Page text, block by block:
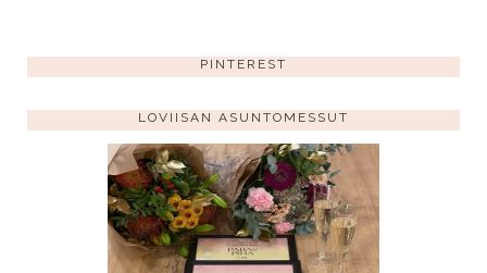
PINTEREST
LOVIISAN ASUNTOMESSUT